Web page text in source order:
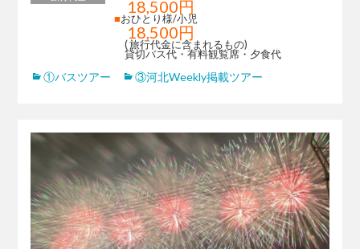
18,500円
■おひとり様/小児
18,500円
( 旅行代金に含まれるもの)
貸切バス代・有料観覧席・夕食代
①バスツアー ③河北Weekly掲載ツアー